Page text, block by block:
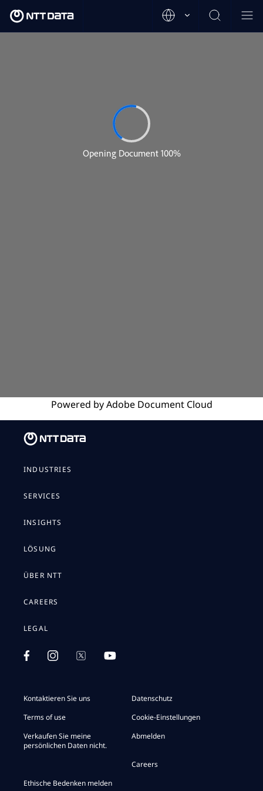
Powered byAdobeDocument Cloud
INDUSTRIES
SERVICES
INSIGHTS
LÖSUNG
ÜBER NTT
CAREERS
LEGAL
Kontaktieren Sie uns
Datenschutz
Terms of use
Cookie-Einstellungen
Verkaufen Sie meine
persönlichen Daten nicht.
Abmelden
Careers
Ethische Bedenken melden